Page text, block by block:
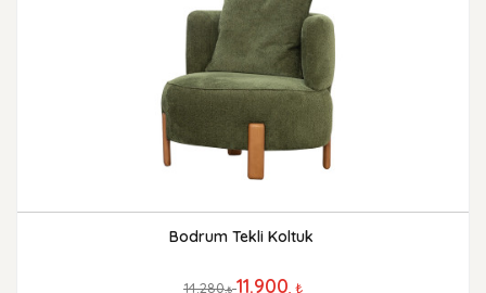
Bodrum Tekli Koltuk
14.280,₺ 11.900, ₺